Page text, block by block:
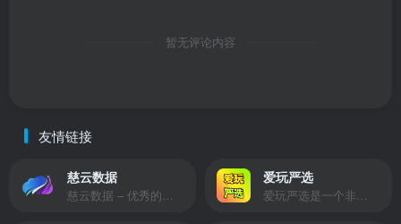
暂无评论内容
友情链接
慈云数据
慈云数据 – 优秀的云服务器服务商，提供最具有性价比的产品。慈云数据是开发者必不可少的良心云
爱玩严选
爱玩严选是一个非常有保障且性价比极高的虚拟商城，包括但不限于苹果证书、技术指导、会员充值等多种虚拟服务！